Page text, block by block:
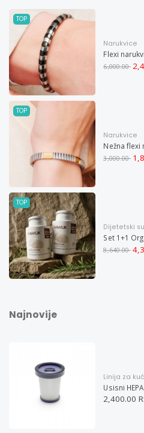
TOP
Narukvice
6,000.00
TOP
Narukvice
3,000.00
TOP
Dijetetski
8,640.00
Najnovije
Linija za
Usisni
2,400.00